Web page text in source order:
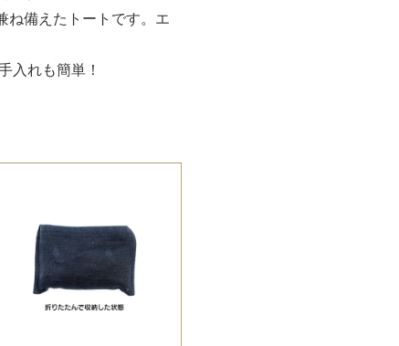
ね備えたトートです。エ
入れも簡単！